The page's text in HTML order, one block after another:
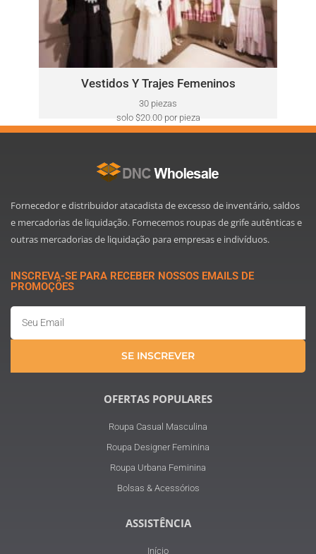
Vestidos Y Trajes Femeninos
30 piezas
solo $20.00 por pieza
Este lote puede incluir una variedad de marcas, como:
Anne Klein, BCBGMAXAZRIA, Calvin Klein, Nine West,
Adrianna Papell, Tahari, Kasper, y más.
Haga Clic Aquí
Fornecedor e distribuidor atacadista de excesso de inventário, saldos
e mercadorias de liquidação. Fornecemos roupas de grife autênticas e
outras mercadorias de liquidação para empresas e indivíduos.
INSCREVA-SE PARA RECEBER NOSSOS EMAILS DE
PROMOÇÕES
SE INSCREVER
OFERTAS POPULARES
Roupa Casual Masculina
Roupa Designer Feminina
Roupa Urbana Feminina
Bolsas & Acessórios
ASSISTÊNCIA
Início